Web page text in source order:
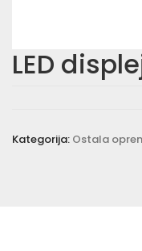
LED
Kategorija: Ostala